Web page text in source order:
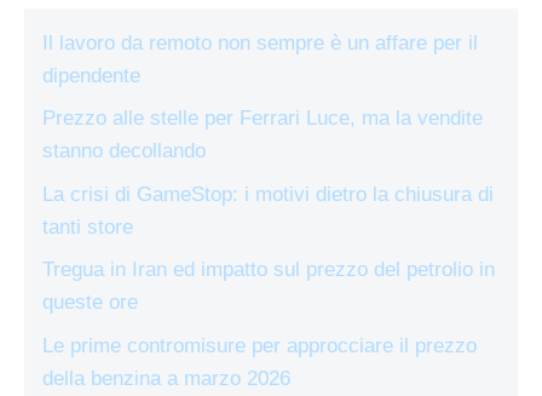
Il lavoro da remoto non sempre è un affare per il
dipendente
Prezzo alle stelle per Ferrari Luce, ma la vendite
stanno decollando
La crisi di GameStop: i motivi dietro la chiusura di
tanti store
Tregua in Iran ed impatto sul prezzo del petrolio in
queste ore
Le prime contromisure per approcciare il prezzo
della benzina a marzo 2026